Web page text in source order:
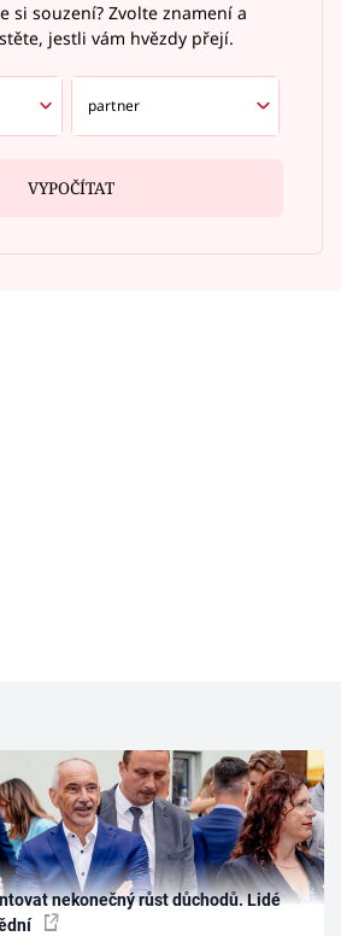
si souzení? Zvolte znamení a
jestli vám hvězdy přejí.
VYPOČÍTAT
nekonečný růst důchodů. Lidé